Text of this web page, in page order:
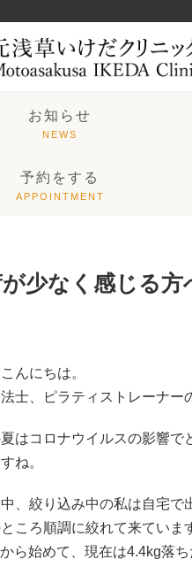
お知らせ
予約をする
少なく感じる
んにちは。
士、ピラティストレーナー
はコロナウイルスの影響で
ね。
、絞り込み中の私は自宅で
ころ順調に絞れて来ていま
ら始めて、現在は4.4kg落ち